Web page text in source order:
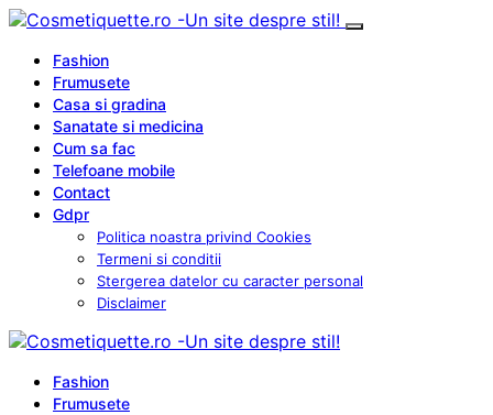
Fashion
Frumusete
Casa si gradina
Sanatate si medicina
Cum sa fac
Telefoane mobile
Contact
Gdpr
Politica noastra privind Cookies
Termeni si conditii
Stergerea datelor cu caracter personal
Disclaimer
Fashion
Frumusete